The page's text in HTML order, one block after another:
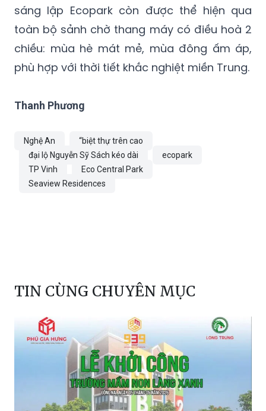
sáng lập Ecopark còn được thể hiện qua
toàn bộ sảnh chờ thang máy có điều hoà 2
chiều: mùa hè mát mẻ, mùa đông ấm áp,
phù hợp với thời tiết khắc nghiệt miền Trung.
Thanh Phương
Nghệ An
“biệt thự trên cao
đại lộ Nguyễn Sỹ Sách kéo dài
ecopark
TP Vinh
Eco Central Park
Seaview Residences
TIN CÙNG CHUYÊN MỤC